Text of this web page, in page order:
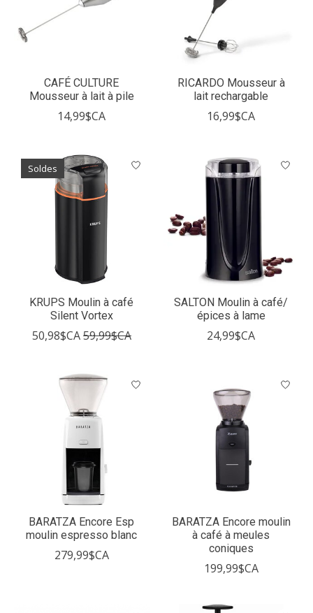
CAFÉ CULTURE
Mousseur à lait à pile
14,99$CA
RICARDO Mousseur à
lait rechargable
16,99$CA
Soldes
KRUPS Moulin à café
Silent Vortex
50,98$CA59,99$CA
SALTON Moulin à café/
épices à lame
24,99$CA
BARATZA Encore Esp
moulin espresso blanc
279,99$CA
BARATZA Encore moulin
à café à meules
coniques
199,99$CA